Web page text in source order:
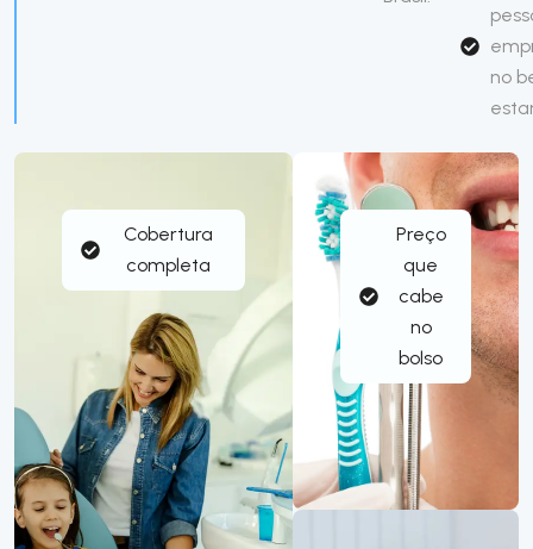
Cobertura
completa
Preço
que
cabe
no
bolso
no